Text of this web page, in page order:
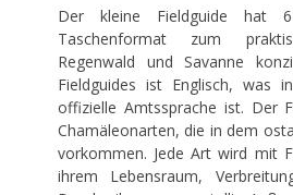
Der kleine Fieldguide hat
Taschenformat zum
Regenwald und Savanne
Fieldguides ist Englisch, was
offizielle Amtssprache ist. Der
Chamäleonarten, die in dem
vorkommen. Jede Art wird mit
ihrem Lebensraum,